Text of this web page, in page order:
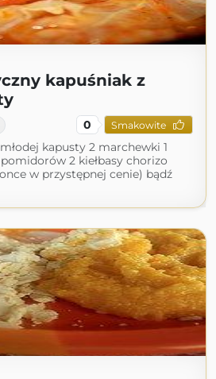
kapuśniak z
0 Smakowite
kapusty 2 marchewki 1
2 kiełbasy chorizo
w przystępnej cenie) bądź